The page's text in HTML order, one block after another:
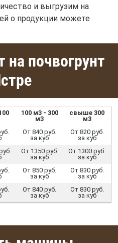
и выгрузим на
о продукции можете
почвогрунт
100 м3 - 300
м3
свыше 300
м3
От 840 руб.
за куб
От 820 руб.
за куб
От 1350 руб.
за куб
От 1300 руб.
за куб
От 850 руб.
за куб
От 830 руб.
за куб
От 840 руб.
за куб
От 830 руб.
за куб